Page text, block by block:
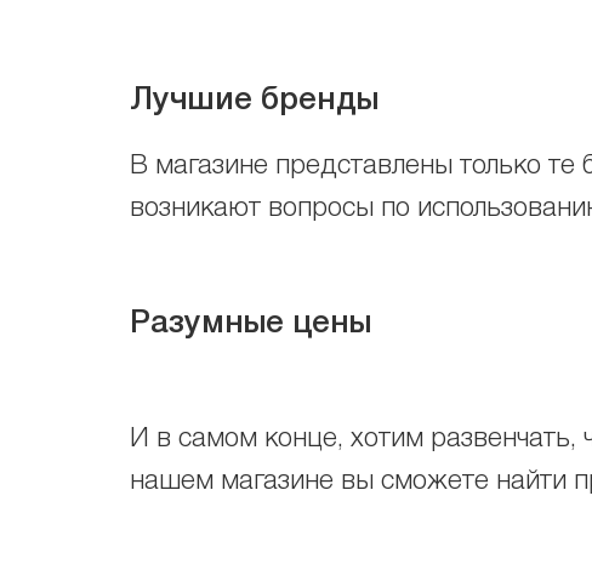
Лучшие бренды
В магазине представлены только
возникают вопросы по
Разумные цены
И в самом конце, хотим развенчать,
нашем магазине вы сможете найти